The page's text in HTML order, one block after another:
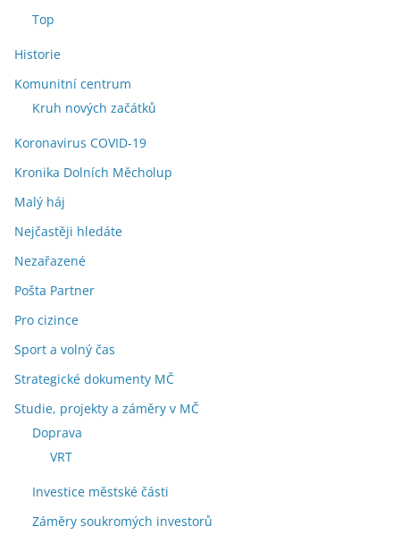
Top
Historie
Komunitní centrum
Kruh nových začátků
Koronavirus COVID-19
Kronika Dolních Měcholup
Malý háj
Nejčastěji hledáte
Nezařazené
Pošta Partner
Pro cizince
Sport a volný čas
Strategické dokumenty MČ
Studie, projekty a záměry v MČ
Doprava
VRT
Investice městské části
Záměry soukromých investorů